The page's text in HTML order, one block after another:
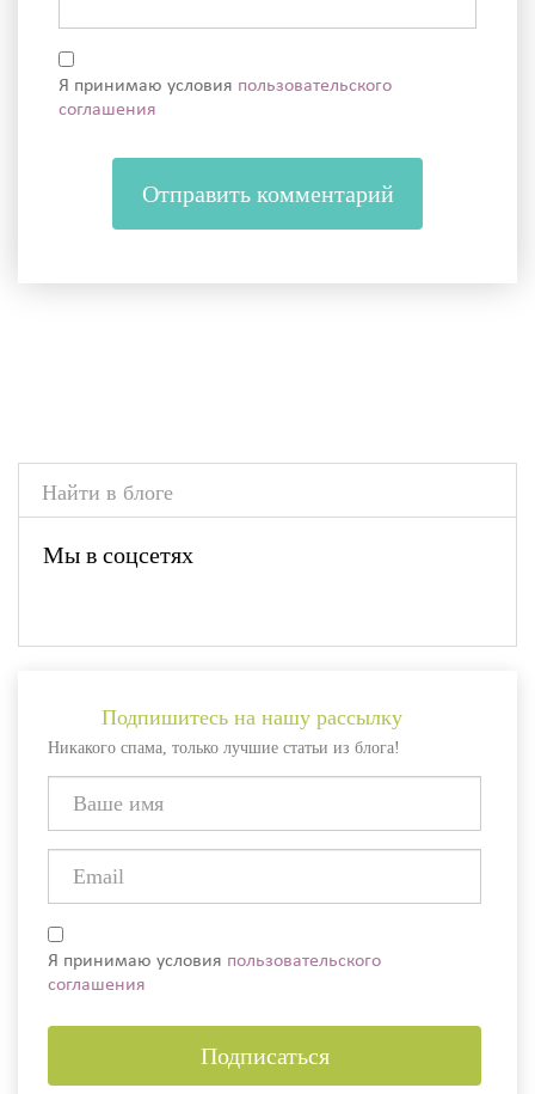
Я принимаю условия пользовательского
соглашения
Мы в соцсетях
Подпишитесь на нашу рассылку
Никакого спама, только лучшие статьи из блога!
Я принимаю условия пользовательского
соглашения
Подписаться